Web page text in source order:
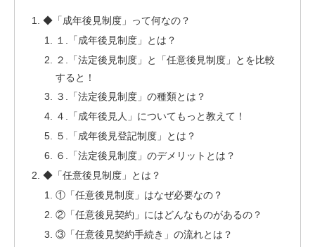
◆「成年後見制度」って何なの？
１.「成年後見制度」とは？
２.「法定後見制度」と「任意後見制度」とを比較
すると！
３.「法定後見制度」の種類とは？
４.「成年後見人」についてもっと教えて！
５.「成年後見登記制度」とは？
６.「法定後見制度」のデメリットとは？
◆「任意後見制度」とは？
①「任意後見制度」はなぜ必要なの？
②「任意後見契約」にはどんなものがあるの？
③「任意後見契約手続き」の流れとは？